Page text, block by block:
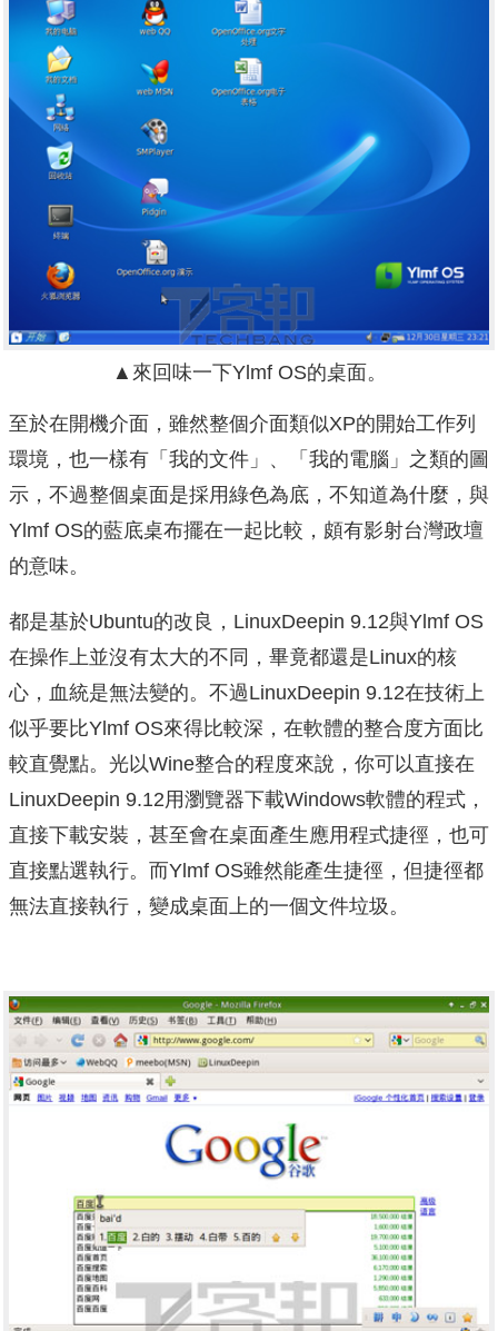
▲來回味一下Ylmf OS的桌面。
至於在開機介面，雖然整個介面類似XP的開始工作列
環境，也一樣有「我的文件」、「我的電腦」之類的圖
示，不過整個桌面是採用綠色為底，不知道為什麼，與
Ylmf OS的藍底桌布擺在一起比較，頗有影射台灣政壇
的意味。
都是基於Ubuntu的改良，LinuxDeepin 9.12與Ylmf OS
在操作上並沒有太大的不同，畢竟都還是Linux的核
心，血統是無法變的。不過LinuxDeepin 9.12在技術上
似乎要比Ylmf OS來得比較深，在軟體的整合度方面比
較直覺點。光以Wine整合的程度來說，你可以直接在
LinuxDeepin 9.12用瀏覽器下載Windows軟體的程式，
直接下載安裝，甚至會在桌面產生應用程式捷徑，也可
直接點選執行。而Ylmf OS雖然能產生捷徑，但捷徑都
無法直接執行，變成桌面上的一個文件垃圾。